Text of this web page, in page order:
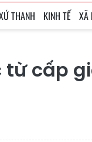
THANH KINH TẾ XÃ
từ cấp